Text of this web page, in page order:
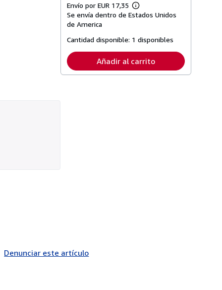
Envío por EUR 17,35
Más
información
tarifas
envío
Se envía dentro de Estados Unidos
de America
Cantidad disponible: 1 disponibles
Añadir al carrito
Denunciar este artículo